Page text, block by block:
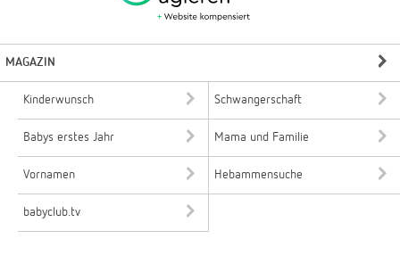
MAGAZIN
Kinderwunsch Schwangerschaft
Babys erstes Jahr Mama und Familie
Vornamen Hebammensuche
babyclub.tv